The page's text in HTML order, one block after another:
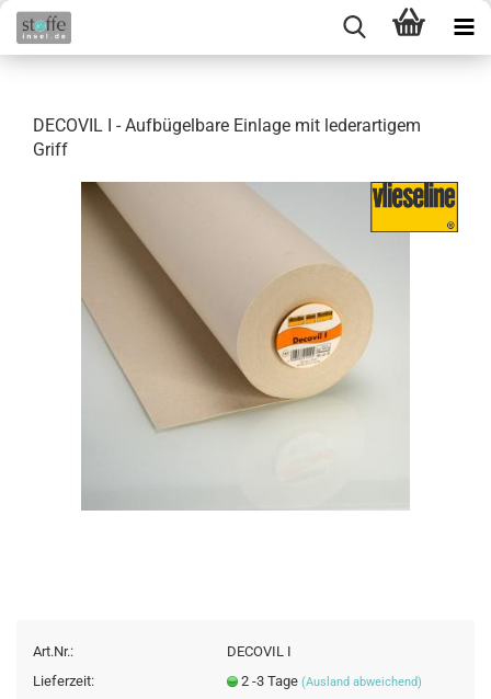
DECOVIL I - Aufbügelbare Einlage mit lederartigem
Griff
Art.Nr.:
DECOVIL I
Lieferzeit:
2 -3 Tage (Ausland abweichend)